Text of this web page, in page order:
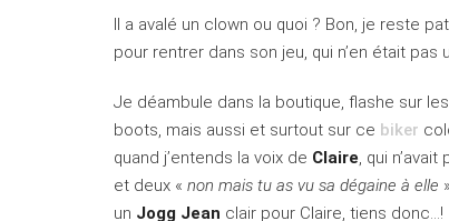
Il a avalé un clown ou quoi ? Bon, je reste
pour rentrer dans son jeu, qui n’en était
Je déambule dans la boutique, flashe sur les
boots, mais aussi et surtout sur ce biker
quand j’entends la voix de Claire, qui
et deux « non mais tu as vu sa dégaine à elle
un Jogg Jean clair pour Claire, tiens donc…!